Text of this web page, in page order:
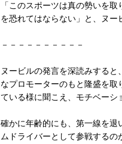
「このスポーツは真の勢いを
を恐れてはならない」と、ヌー
－－－－－－－－－－
ヌービルの発言を深読みする
なプロモーターのもと隆盛を取
ている様に聞こえ、モチベー
確かに年齢的にも、第一線を退
ムドライバーとして参戦する